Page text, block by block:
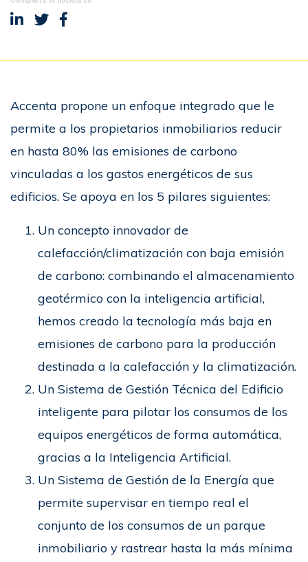
Compartir en LinkedIn
Compartir en Twitter
Compartir en Facebook
Accenta propone un enfoque integrado que le
permite a los propietarios inmobiliarios reducir
en hasta 80% las emisiones de carbono
vinculadas a los gastos energéticos de sus
edificios. Se apoya en los 5 pilares siguientes:
Un concepto innovador de
calefacción/climatización con baja emisión
de carbono: combinando el almacenamiento
geotérmico con la inteligencia artificial,
hemos creado la tecnología más baja en
emisiones de carbono para la producción
destinada a la calefacción y la climatización.
Un Sistema de Gestión Técnica del Edificio
inteligente para pilotar los consumos de los
equipos energéticos de forma automática,
gracias a la Inteligencia Artificial.
Un Sistema de Gestión de la Energía que
permite supervisar en tiempo real el
conjunto de los consumos de un parque
inmobiliario y rastrear hasta la más mínima